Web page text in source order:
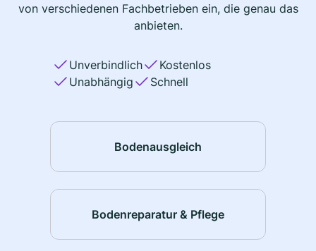
von verschiedenen Fachbetrieben ein, die genau das
anbieten.
Unverbindlich
Kostenlos
Unabhängig
Schnell
Bodenausgleich
Bodenreparatur & Pflege